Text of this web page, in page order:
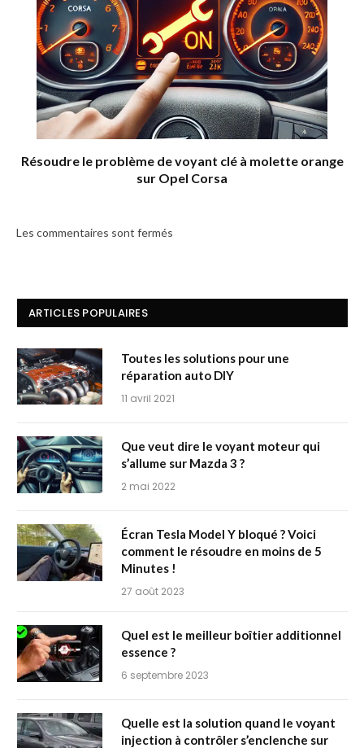
Résoudre le problème de voyant clé à molette orange
sur Opel Corsa
Les commentaires sont fermés
ARTICLES POPULAIRES
Toutes les solutions pour une
réparation auto DIY
11 avril 2021
Que veut dire le voyant moteur qui
s’allume sur Mazda 3 ?
2 mai 2022
Écran Tesla Model Y bloqué ? Voici
comment le résoudre en moins de 5
Minutes !
27 août 2023
Quel est le meilleur boîtier additionnel
essence ?
6 septembre 2023
Quelle est la solution quand le voyant
injection à contrôler s’enclenche sur